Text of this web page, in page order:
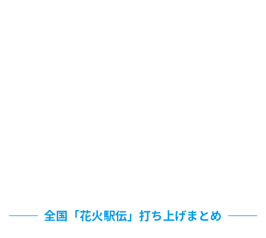
全国「花火駅伝」打ち上げまとめ